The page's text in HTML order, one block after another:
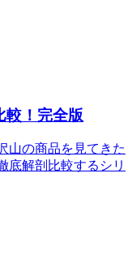
較！完全版
山の商品を見てきた
底解剖比較するシリ